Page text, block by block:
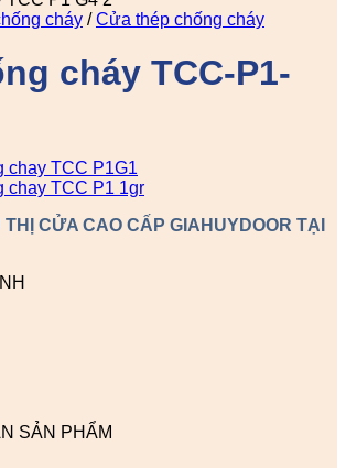
cháy / Cửa thép chống cháy
cháy TCC-P1-
THỊ CỬA CAO CẤP GIAHUYDOOR TẠI
SẢN PHẨM